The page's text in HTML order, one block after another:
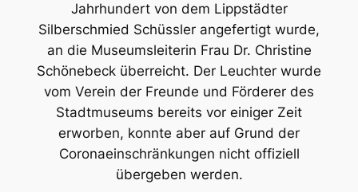
Jahrhundert von dem Lippstädter
Silberschmied Schüssler angefertigt wurde,
an die Museumsleiterin Frau Dr. Christine
Schönebeck überreicht. Der Leuchter wurde
vom Verein der Freunde und Förderer des
Stadtmuseums bereits vor einiger Zeit
erworben, konnte aber auf Grund der
Coronaeinschränkungen nicht offiziell
übergeben werden.